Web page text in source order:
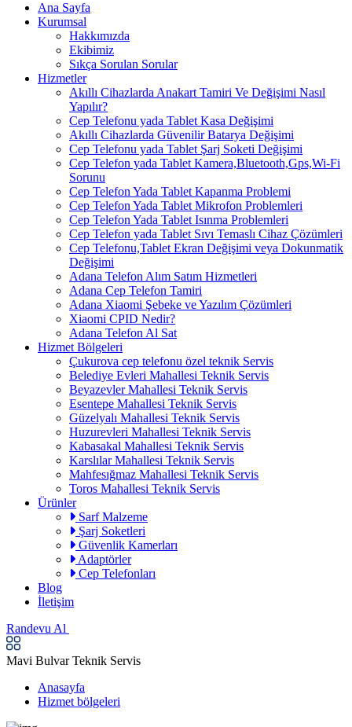
Ana Sayfa
Kurumsal
Hakkımızda
Ekibimiz
Sıkça Sorulan Sorular
Hizmetler
Akıllı Cihazlarda Anakart Tamiri Ve Değişimi Nasıl
Yapılır?
Cep Telefonu yada Tablet Kasa Değişimi
Akıllı Cihazlarda Güvenilir Batarya Değişimi
Cep Telefonu yada Tablet Şarj Soketi Değişimi
Cep Telefon yada Tablet Kamera,Bluetooth,Gps,Wi-Fi
Sorunu
Cep Telefon Yada Tablet Kapanma Problemi
Cep Telefon Yada Tablet Mikrofon Problemleri
Cep Telefon Yada Tablet Isınma Problemleri
Cep Telefon yada Tablet Sıvı Temaslı Cihaz Çözümleri
Cep Telefonu,Tablet Ekran Değişimi veya Dokunmatik
Değişimi
Adana Telefon Alım Satım Hizmetleri
Adana Cep Telefon Tamiri
Adana Xiaomi Şebeke ve Yazılım Çözümleri
Xiaomi CPID Nedir?
Adana Telefon Al Sat
Hizmet Bölgeleri
Çukurova cep telefonu özel teknik Servis
Belediye Evleri Mahallesi Teknik Servis
Beyazevler Mahallesi Teknik Servis
Esentepe Mahallesi Teknik Servis
Güzelyalı Mahallesi Teknik Servis
Huzurevleri Mahallesi Teknik Servis
Kabasakal Mahallesi Teknik Servis
Karslılar Mahallesi Teknik Servis
Mahfesığmaz Mahallesi Teknik Servis
Toros Mahallesi Teknik Servis
Ürünler
Sarf Malzeme
Şarj Soketleri
Güvenlik Kamerları
Adaptörler
Cep Telefonları
Blog
İletişim
Randevu Al
Mavi Bulvar Teknik Servis
Anasayfa
Hizmet bölgeleri